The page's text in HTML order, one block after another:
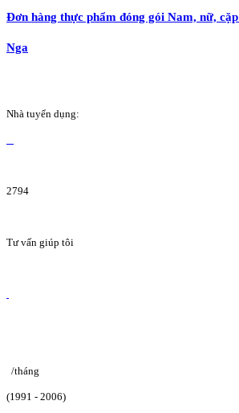
Đơn hàng thực phẩm đóng gói Nam, nữ,
Nga
Nhà tuyển dụng:
2794
Tư vấn giúp tôi
/tháng
(1991 - 2006)